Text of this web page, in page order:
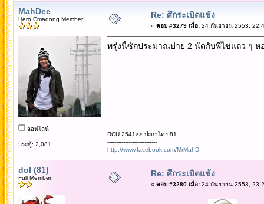
MahDee
Hero Cmadong Member
ออฟไลน์
กระทู้: 2,081
Re: ศึกระเบิดแข้ง
« ตอบ #3279 เมื่อ:24 กันยายน 2553,
พรุ่งนี้ซักประมาณบ่าย 2 นัดกับพีไข่แถว ๆ ห
RCU 2541>> ปะกาโด่ง 81
----------------------------
http://www.facebook.com/MrMahD
dol (81)
Full Member Re: ศึกระเบิดแข้ง
« ตอบ #3280 เมื่อ:24 กันยายน 2553,